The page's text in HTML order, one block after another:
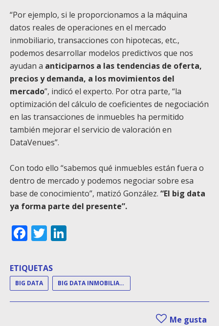
“Por ejemplo, si le proporcionamos a la máquina
datos reales de operaciones en el mercado
inmobiliario, transacciones con hipotecas, etc.,
podemos desarrollar modelos predictivos que nos
ayudan a anticiparnos a las tendencias de oferta,
precios y demanda, a los movimientos del
mercado”, indicó el experto. Por otra parte, “la
optimización del cálculo de coeficientes de negociación
en las transacciones de inmuebles ha permitido
también mejorar el servicio de valoración en
DataVenues”.
Con todo ello “sabemos qué inmuebles están fuera o
dentro de mercado y podemos negociar sobre esa
base de conocimiento”, matizó González. “El big data
ya forma parte del presente”.
Facebook
Twitter
ETIQUETAS
BIG DATA BIG DATA INMOBILIARIO
Me gusta